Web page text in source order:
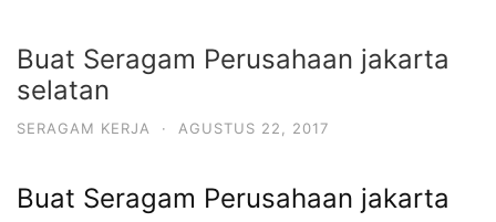
Buat Seragam Perusahaan jakarta
selatan
SERAGAM KERJA · AGUSTUS 22, 2017
Buat Seragam Perusahaan jakarta